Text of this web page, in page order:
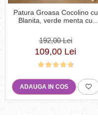
Patura Groasa Cocolino cu
Blanita, verde menta cu
192,00 Lei
109,00 Lei
ADAUGA IN COS